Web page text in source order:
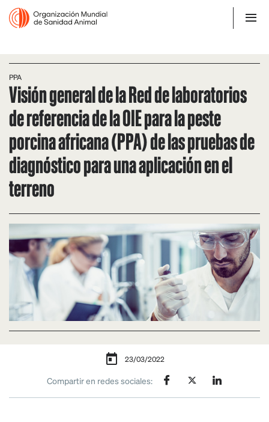
PPA
Visión general de la Red de laboratorios
de referencia de la OIE para la peste
porcina africana (PPA) de las pruebas de
diagnóstico para una aplicación en el
terreno
23/03/2022
Compartir en redes sociales: